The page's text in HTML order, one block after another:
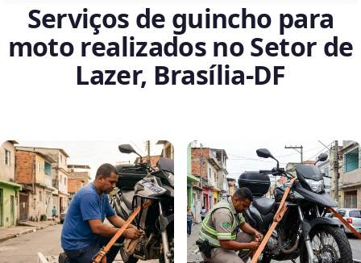
Serviços de guincho para
moto realizados no Setor de
Lazer, Brasília‑DF